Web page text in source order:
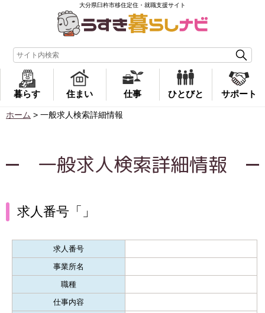
大分県臼杵市移住定住・就職支援サイト
暮らす 住まい 仕事 ひとびと サポート
ホーム > 一般求人検索詳細情報
一般求人検索詳細情報
求人番号「」
求人番号
事業所名
職種
仕事内容